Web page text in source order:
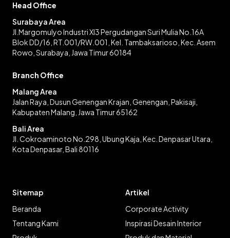
Head Office
Surabaya Area
Jl.Margomulyo Industri XI3 Pergudangan Suri Mulia No.16A
Blok DD/16, RT.001/RW.001, Kel. Tambaksarioso, Kec. Asem
Rowo, Surabaya, Jawa Timur 60184
Branch Office
Malang Area
Jalan Raya, Dusun Genengan Krajan, Genengan, Pakisaji,
Kabupaten Malang, Jawa Timur 65162
Bali Area
Jl. Cokroaminoto No.298, Ubung Kaja, Kec. Denpasar Utara,
Kota Denpasar, Bali 80116
Sitemap
Beranda
Tentang Kami
Artikel
Corporate Activity
Inspirasi Desain Interior